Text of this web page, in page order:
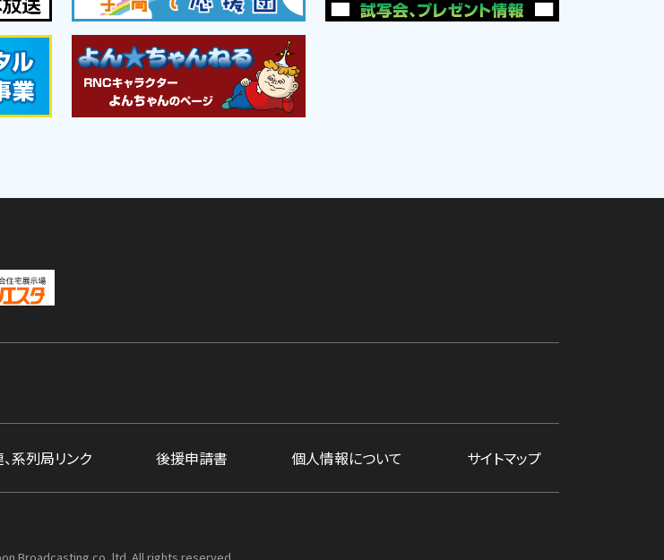
系列局リンク 後援申請書 個人情報について サイトマップ